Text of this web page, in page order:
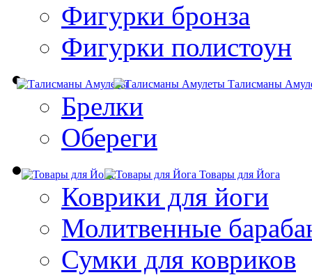
Фигурки бронза
Фигурки полистоун
Талисманы
Брелки
Обереги
Товары для Йога
Коврики для йоги
Молитвенные
Сумки для ковриков